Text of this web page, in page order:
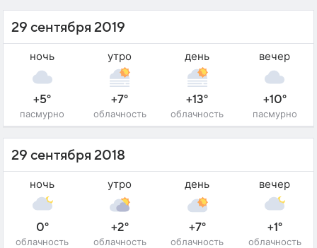
29 сентября 2019
ночь
+5°
пасмурно
утро
+7°
облачность
день
+13°
облачность
вечер
+10°
пасмурно
29 сентября 2018
ночь
0°
облачность
утро
+2°
облачность
день
+7°
облачность
вечер
+1°
облачность